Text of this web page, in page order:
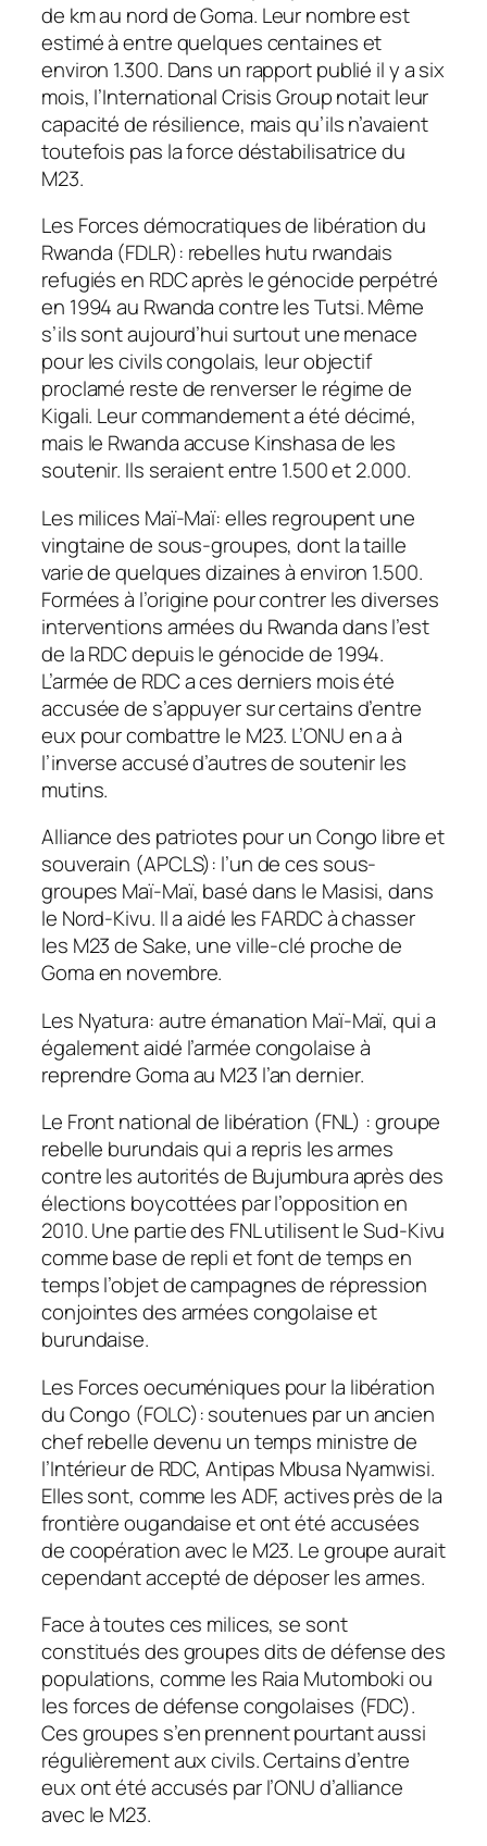
de km au nord de Goma. Leur nombre est
estimé à entre quelques centaines et
environ 1.300. Dans un rapport publié il y a six
mois, l’International Crisis Group notait leur
capacité de résilience, mais qu’ils n’avaient
toutefois pas la force déstabilisatrice du
M23.
Les Forces démocratiques de libération du
Rwanda (FDLR): rebelles hutu rwandais
refugiés en RDC après le génocide perpétré
en 1994 au Rwanda contre les Tutsi. Même
s’ils sont aujourd’hui surtout une menace
pour les civils congolais, leur objectif
proclamé reste de renverser le régime de
Kigali. Leur commandement a été décimé,
mais le Rwanda accuse Kinshasa de les
soutenir. Ils seraient entre 1.500 et 2.000.
Les milices Maï-Maï: elles regroupent une
vingtaine de sous-groupes, dont la taille
varie de quelques dizaines à environ 1.500.
Formées à l’origine pour contrer les diverses
interventions armées du Rwanda dans l’est
de la RDC depuis le génocide de 1994.
L’armée de RDC a ces derniers mois été
accusée de s’appuyer sur certains d’entre
eux pour combattre le M23. L’ONU en a à
l’inverse accusé d’autres de soutenir les
mutins.
Alliance des patriotes pour un Congo libre et
souverain (APCLS): l’un de ces sous-
groupes Maï-Maï, basé dans le Masisi, dans
le Nord-Kivu. Il a aidé les FARDC à chasser
les M23 de Sake, une ville-clé proche de
Goma en novembre.
Les Nyatura: autre émanation Maï-Maï, qui a
également aidé l’armée congolaise à
reprendre Goma au M23 l’an dernier.
Le Front national de libération (FNL) : groupe
rebelle burundais qui a repris les armes
contre les autorités de Bujumbura après des
élections boycottées par l’opposition en
2010. Une partie des FNL utilisent le Sud-Kivu
comme base de repli et font de temps en
temps l’objet de campagnes de répression
conjointes des armées congolaise et
burundaise.
Les Forces oecuméniques pour la libération
du Congo (FOLC): soutenues par un ancien
chef rebelle devenu un temps ministre de
l’Intérieur de RDC, Antipas Mbusa Nyamwisi.
Elles sont, comme les ADF, actives près de la
frontière ougandaise et ont été accusées
de coopération avec le M23. Le groupe aurait
cependant accepté de déposer les armes.
Face à toutes ces milices, se sont
constitués des groupes dits de défense des
populations, comme les Raia Mutomboki ou
les forces de défense congolaises (FDC).
Ces groupes s’en prennent pourtant aussi
régulièrement aux civils. Certains d’entre
eux ont été accusés par l’ONU d’alliance
avec le M23.